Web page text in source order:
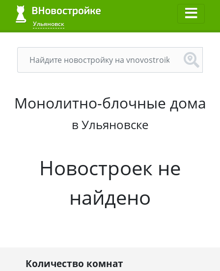
Ульяновск
Монолитно-блочные дома
в Ульяновске
Новостроек не
найдено
Количество комнат